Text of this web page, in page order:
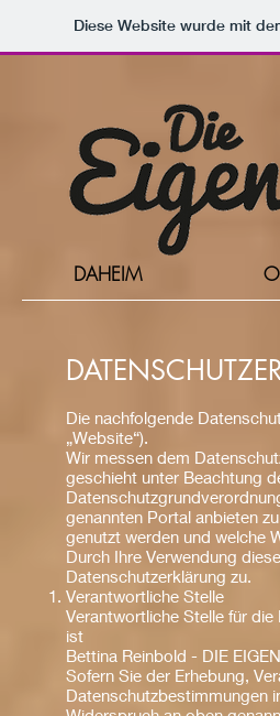
Diese Website wurde mit
DAHEIM
Die nachfolgende
„Website“).
Wir messen dem
geschieht unter Beachtung
genannten Portal anbieten
genutzt werden und welche
Durch Ihre Verwendung
Datenschutzerklärung zu.
Verantwortliche Stelle
Verantwortliche Stelle für
ist
Bettina Reinbold - DIE
Sofern Sie der Erhebung,
Datenschutzbestimmungen